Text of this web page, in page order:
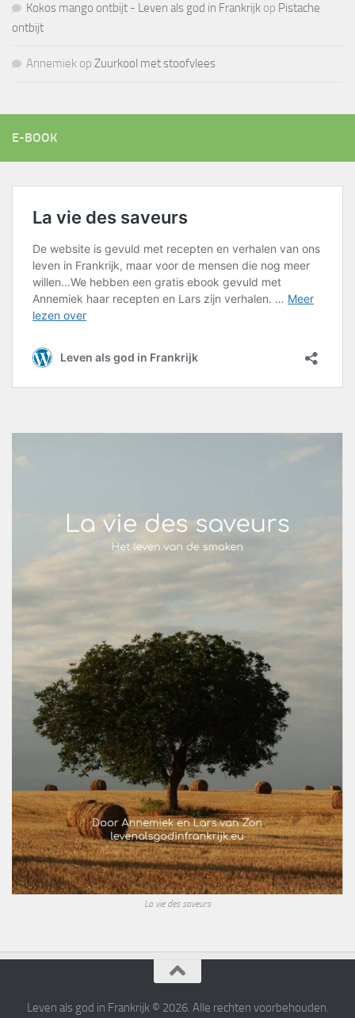
Kokos mango ontbijt - Leven als god in Frankrijk op Pistache
ontbijt
Annemiek op Zuurkool met stoofvlees
E-BOOK
La vie des saveurs
Leven als god in Frankrijk © 2026. Alle rechten voorbehouden.